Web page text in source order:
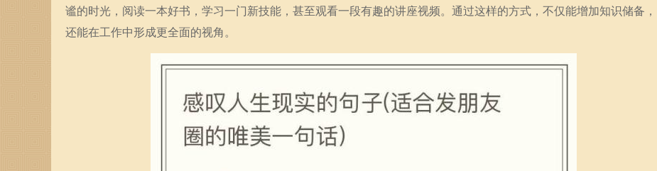
谧的时光，阅读一本好书，学习一门新技能，甚至观看一段有趣的讲座视频。通过这样的方式，不仅能增加知识储备，
还能在工作中形成更全面的视角。